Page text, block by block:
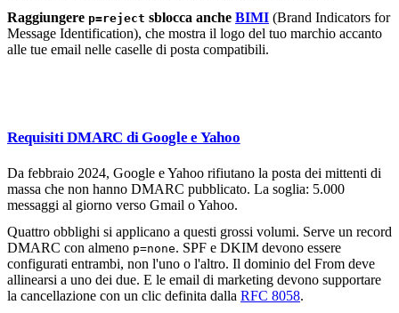
Raggiungere p=reject sblocca anche BIMI (Brand Indicators for
Message Identification), che mostra il logo del tuo marchio accanto
alle tue email nelle caselle di posta compatibili.
Requisiti DMARC di Google e Yahoo
Da febbraio 2024, Google e Yahoo rifiutano la posta dei mittenti di
massa che non hanno DMARC pubblicato. La soglia: 5.000
messaggi al giorno verso Gmail o Yahoo.
Quattro obblighi si applicano a questi grossi volumi. Serve un record
DMARC con almeno p=none. SPF e DKIM devono essere
configurati entrambi, non l'uno o l'altro. Il dominio del From deve
allinearsi a uno dei due. E le email di marketing devono supportare
la cancellazione con un clic definita dalla RFC 8058.